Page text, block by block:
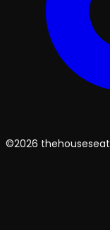
©2026 thehouseseat